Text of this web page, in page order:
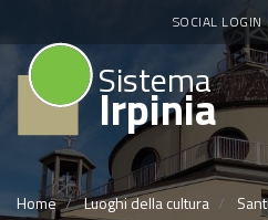
al
SOCIAL LOGIN
Sistema
Irpinia
Home Luoghi della cultura